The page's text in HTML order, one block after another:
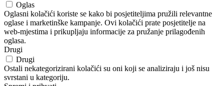
Oglas
Oglasni kolačići koriste se kako bi posjetiteljima pružili relevantne
oglase i marketinške kampanje. Ovi kolačići prate posjetitelje na
web-mjestima i prikupljaju informacije za pružanje prilagođenih
oglasa.
Drugi
Drugi
Ostali nekategorizirani kolačići su oni koji se analiziraju i još nisu
svrstani u kategoriju.